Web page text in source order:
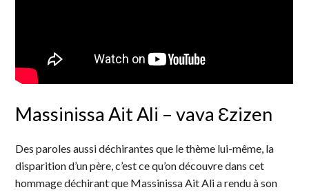
Massinissa Ait Ali – vava Ɛzizen
Des paroles aussi déchirantes que le thème lui-même, la
disparition d’un père, c’est ce qu’on découvre dans cet
hommage déchirant que Massinissa Ait Ali a rendu à son